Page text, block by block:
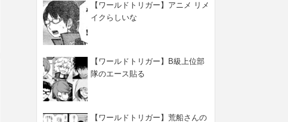
【ワールドトリガー】アニメ リメ
イクらしいな
【ワールドトリガー】B級上位部
隊のエース貼る
【ワールドトリガー】荒船さんの